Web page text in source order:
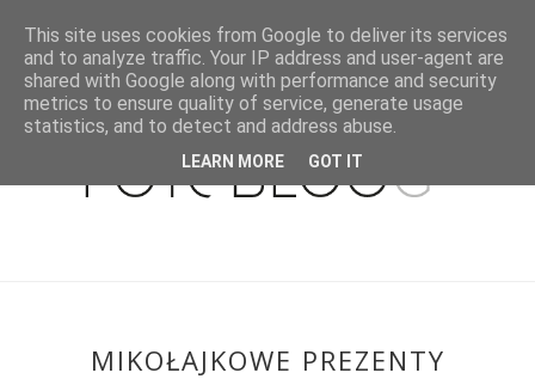
MIKOŁAJKOWE PREZENTY
This site uses cookies from Google to deliver its services
and to analyze traffic. Your IP address and user-agent are
shared with Google along with performance and security
metrics to ensure quality of service, generate usage
statistics, and to detect and address abuse.
LEARN MORE GOT IT